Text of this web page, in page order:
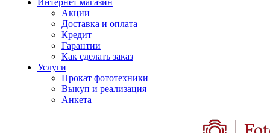
Интернет магазин
Акции
Доставка и оплата
Кредит
Гарантии
Как сделать заказ
Услуги
Прокат фототехники
Выкуп и реализация
Анкета